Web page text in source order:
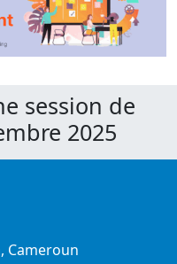
session de
2025
Cameroun